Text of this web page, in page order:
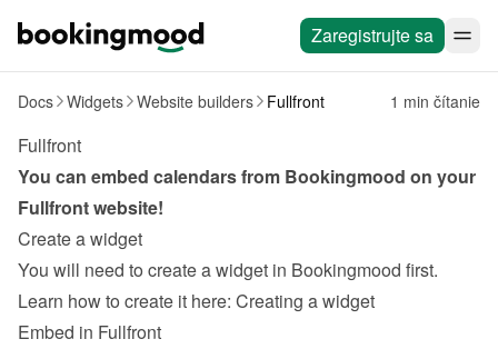
Zaregistrujte sa
Docs Widgets Website builders Fullfront 1 min čítanie
Fullfront
Fullfront website!
Create a widget
You will need to create a widget in Bookingmood first.
Learn how to create it here: Creating a widget
Embed in Fullfront